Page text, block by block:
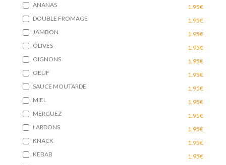
ANANAS
1.95€
DOUBLE FROMAGE
1.95€
JAMBON
1.95€
OLIVES
1.95€
OIGNONS
1.95€
OEUF
1.95€
SAUCE MOUTARDE
1.95€
MIEL
1.95€
MERGUEZ
1.95€
LARDONS
1.95€
KNACK
1.95€
KEBAB
1.95€